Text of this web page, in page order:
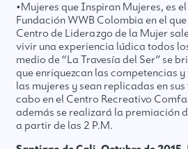
•Mujeres que Inspiran Mujeres, es
Fundación WWB Colombia en el
Centro de Liderazgo de la Mujer
vivir una experiencia lúdica todos
medio de “La Travesía del Ser” se
que enriquezcan las competencias
las mujeres y sean replicadas en
cabo en el Centro Recreativo
además se realizará la premiación
a partir de las 2 P.M.